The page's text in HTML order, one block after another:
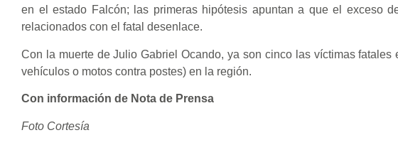
en el estado Falcón; las primeras hipótesis apuntan a que el exceso
relacionados con el fatal desenlace.
Con la muerte de Julio Gabriel Ocando, ya son cinco las víctimas
vehículos o motos contra postes) en la región.
Con información de Nota de Prensa
Foto Cortesía